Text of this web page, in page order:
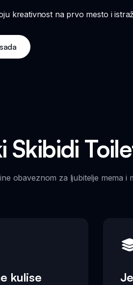
kreativnost na prvo mesto i
obaveznom za ljubitelje mema i
kulise